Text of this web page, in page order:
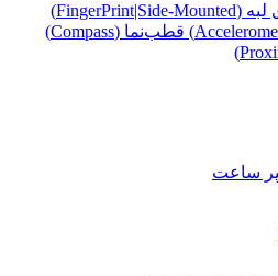
اثرانگشت روی لبه (FingerPrint|Side-Mounted)
شتاب‌سنج (Accelerometer) قطب‌نما (Compass)